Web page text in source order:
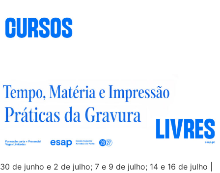
30 de junho e 2 de julho; 7 e 9 de julho; 14 e 16 de julho |